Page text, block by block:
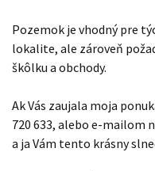
Pozemok je vhodný pre
lokalite, ale zároveň
škôlku a obchody.
Ak Vás zaujala moja
720 633, alebo e-mailom
a ja Vám tento krásny